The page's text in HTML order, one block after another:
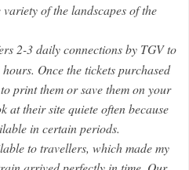
of the landscapes of the
2-3 daily connections by TGV to
Once the tickets purchased
print them or save them on your
at their site quiete often because
in certain periods.
to travellers, which made my